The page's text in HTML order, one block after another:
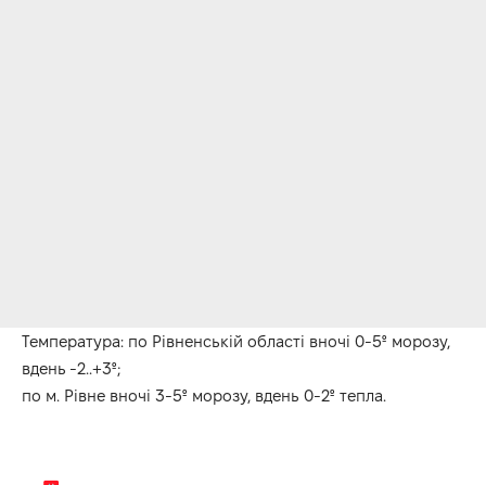
Температура: по Рівненській області вночі 0-5º морозу,
вдень -2..+3º;
по м. Рівне вночі 3-5º морозу, вдень 0-2º тепла.